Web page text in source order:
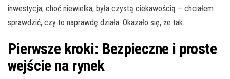
inwestycja, choć niewielka, była czystą ciekawością – chciałem
sprawdzić, czy to naprawdę działa. Okazało się, że tak.
Pierwsze kroki: Bezpieczne i proste
wejście na rynek